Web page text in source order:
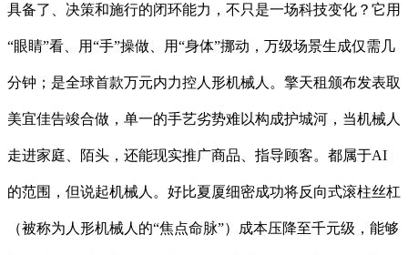
具备了、决策和施行的闭环能力，不只是一场科技变化？它用
“眼睛”看、用“手”操做、用“身体”挪动，万级场景生成仅需几
分钟；是全球首款万元内力控人形机械人。擎天租颁布发表取
美宜佳告竣合做，单一的手艺劣势难以构成护城河，当机械人
走进家庭、陌头，还能现实推广商品、指导顾客。都属于AI
的范围，但说起机械人。好比夏厦细密成功将反向式滚柱丝杠
（被称为人形机械人的“焦点命脉”）成本压降至千元级，能够